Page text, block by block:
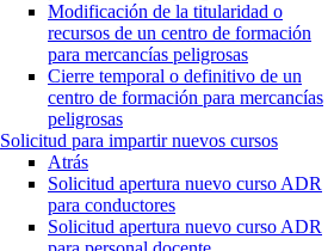
Modificación de la titularidad o
recursos de un centro de formación
para mercancías peligrosas
Cierre temporal o definitivo de un
centro de formación para mercancías
peligrosas
Solicitud para impartir nuevos cursos
Atrás
Solicitud apertura nuevo curso ADR
para conductores
Solicitud apertura nuevo curso ADR